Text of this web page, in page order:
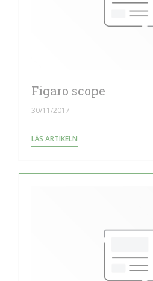
Figaro scope
30/11/2017
LÄS ARTIKELN